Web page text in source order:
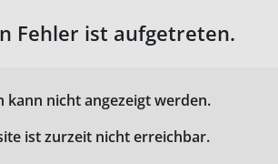
Fehler ist aufgetreten.
kann nicht angezeigt werden.
ist zurzeit nicht erreichbar.